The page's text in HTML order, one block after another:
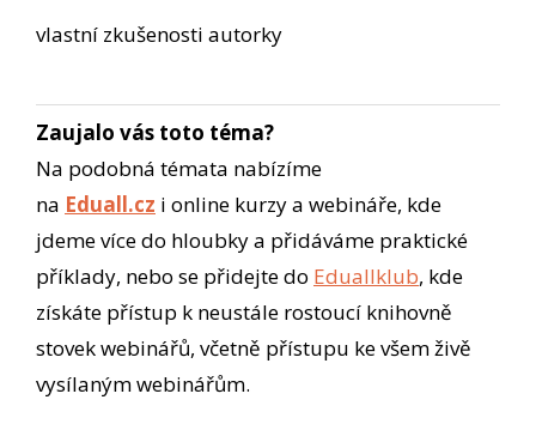
vlastní zkušenosti autorky
Zaujalo vás toto téma?
Na podobná témata nabízíme
na Eduall.cz i online kurzy a webináře, kde
jdeme více do hloubky a přidáváme praktické
příklady, nebo se přidejte do Eduallklub, kde
získáte přístup k neustále rostoucí knihovně
stovek webinářů, včetně přístupu ke všem živě
vysílaným webinářům.